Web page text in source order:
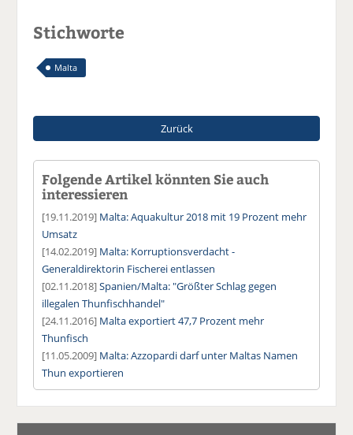
Stichworte
Malta
Zurück
Folgende Artikel könnten Sie auch
interessieren
[19.11.2019] Malta: Aquakultur 2018 mit 19 Prozent mehr
Umsatz
[14.02.2019] Malta: Korruptionsverdacht -
Generaldirektorin Fischerei entlassen
[02.11.2018]Spanien/Malta: "Größter Schlag gegen
illegalen Thunfischhandel"
[24.11.2016] Malta exportiert 47,7 Prozent mehr
Thunfisch
[11.05.2009] Malta: Azzopardi darf unter Maltas Namen
Thun exportieren